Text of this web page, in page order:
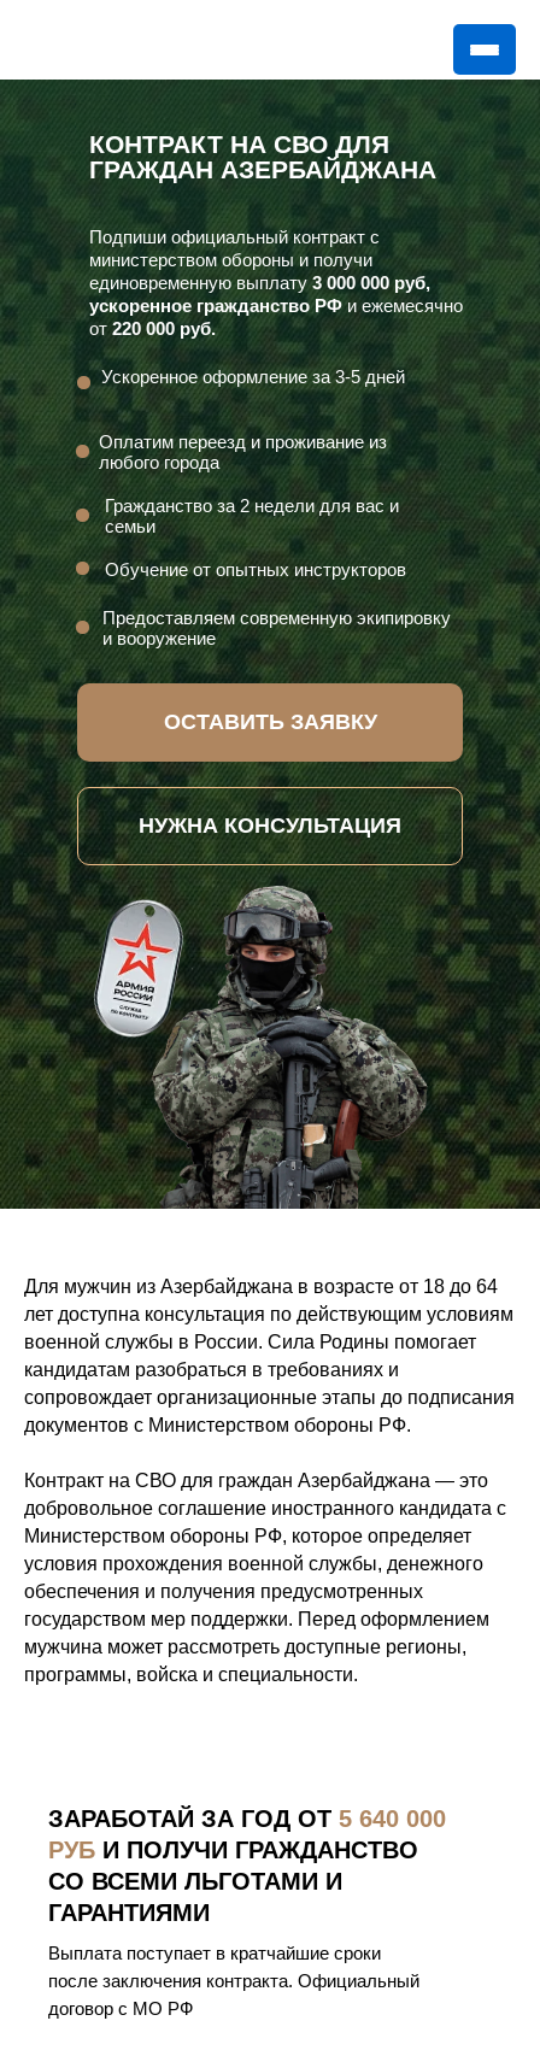
КОНТРАКТ НА СВО ДЛЯ
ГРАЖДАН АЗЕРБАЙДЖАНА
Подпиши официальный контракт с
министерством обороны и получи
единовременную выплату3 000 000 руб,
ускоренное гражданство РФи ежемесячно
от 220 000 руб.
ОСТАВИТЬ ЗАЯВКУ
НУЖНА КОНСУЛЬТАЦИЯ
Оплатим переезд и проживание из
любого города
Предоставляем современную экипировку
и вооружение
Гражданство за 2 недели для вас и
семьи
Обучение от опытных инструкторов
Ускоренное оформление за 3-5 дней
Для мужчин из Азербайджана в возрасте от 18 до 64
лет доступна консультация по действующим условиям
военной службы в России. Сила Родины помогает
кандидатам разобраться в требованиях и
сопровождает организационные этапы до подписания
документов с Министерством обороны РФ.
Контракт на СВО для граждан Азербайджана — это
добровольное соглашение иностранного кандидата с
Министерством обороны РФ, которое определяет
условия прохождения военной службы, денежного
обеспечения и получения предусмотренных
государством мер поддержки. Перед оформлением
мужчина может рассмотреть доступные регионы,
программы, войска и специальности.
ЗАРАБОТАЙ ЗА ГОД ОТ 5 640 000
РУБ И ПОЛУЧИ ГРАЖДАНСТВО
СО ВСЕМИ ЛЬГОТАМИ И
ГАРАНТИЯМИ
Выплата поступает в кратчайшие сроки
после заключения контракта. Официальный
договор с МО РФ